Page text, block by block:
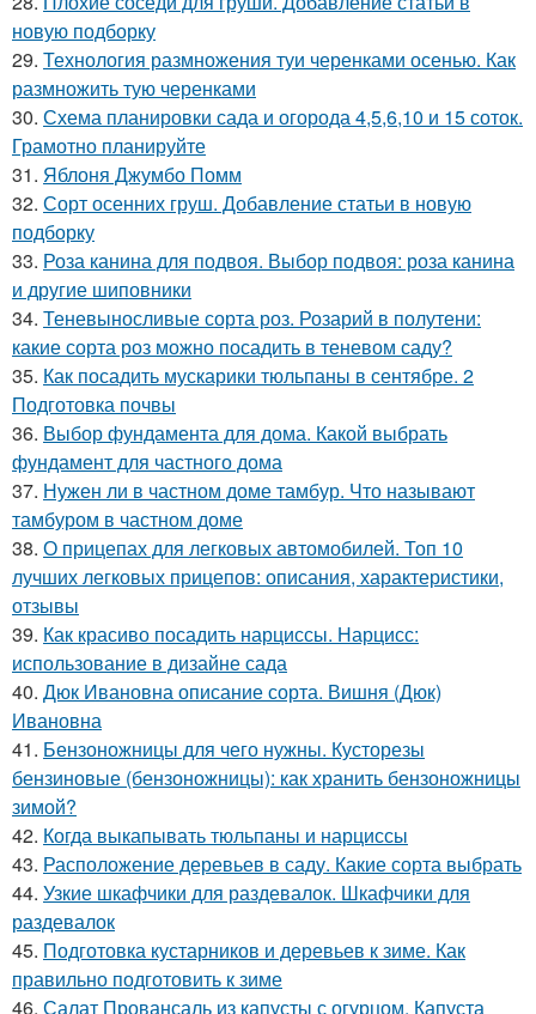
новую подборку
29. Технология размножения туи черенками осенью. Как
размножить тую черенками
30. Схема планировки сада и огорода 4,5,6,10 и 15 соток.
Грамотно планируйте
31. Яблоня Джумбо Помм
32. Сорт осенних груш. Добавление статьи в новую
подборку
33. Роза канина для подвоя. Выбор подвоя: роза канина
и другие шиповники
34. Теневыносливые сорта роз. Розарий в полутени:
какие сорта роз можно посадить в теневом саду?
35. Как посадить мускарики тюльпаны в сентябре. 2
Подготовка почвы
36. Выбор фундамента для дома. Какой выбрать
фундамент для частного дома
37. Нужен ли в частном доме тамбур. Что называют
тамбуром в частном доме
38. О прицепах для легковых автомобилей. Топ 10
лучших легковых прицепов: описания, характеристики,
отзывы
39. Как красиво посадить нарциссы. Нарцисс:
использование в дизайне сада
40. Дюк Ивановна описание сорта. Вишня (Дюк)
Ивановна
41. Бензоножницы для чего нужны. Кусторезы
бензиновые (бензоножницы): как хранить бензоножницы
зимой?
42. Когда выкапывать тюльпаны и нарциссы
43. Расположение деревьев в саду. Какие сорта выбрать
44. Узкие шкафчики для раздевалок. Шкафчики для
раздевалок
45. Подготовка кустарников и деревьев к зиме. Как
правильно подготовить к зиме
46. Салат Провансаль из капусты с огурцом. Капуста